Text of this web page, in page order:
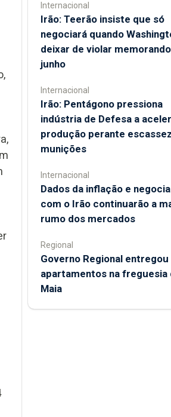
Internacional
Irão: Teerão insiste que só
negociará quando
deixar de violar
junho
Internacional
Irão: Pentágono pressiona
indústria de Defesa a
produção perante
munições
Internacional
Dados da inflação e
com o Irão continuarão a
rumo dos mercados
Regional
Governo Regional entregou
apartamentos na freguesia
Maia